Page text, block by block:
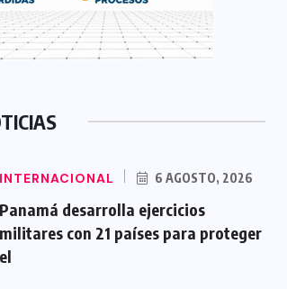
INTERNACIONAL 6 AGOSTO, 2026
Panamá desarrolla ejercicios
militares con 21 países para proteger
el